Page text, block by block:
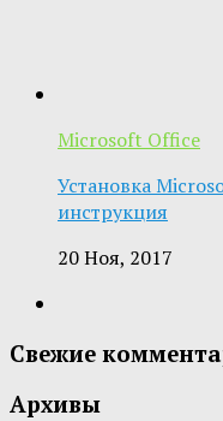
Microsoft Office
Установка
инструкция
20 Ноя, 2017
Свежие
Архивы